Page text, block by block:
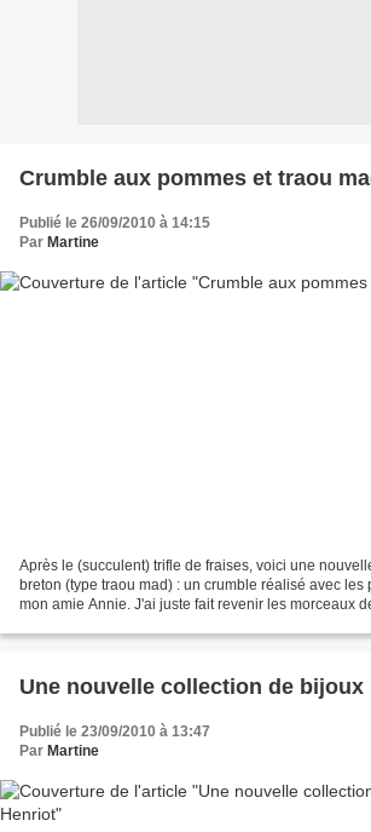
Crumble aux pommes et traou
Publié le 26/09/2010 à 14:15
Par Martine
Après le (succulent) trifle de fraises, voici une
breton (type traou mad) : un crumble réalisé avec les
mon amie Annie. J'ai juste fait revenir les morceaux
Une nouvelle collection de
Publié le 23/09/2010 à 13:47
Par Martine